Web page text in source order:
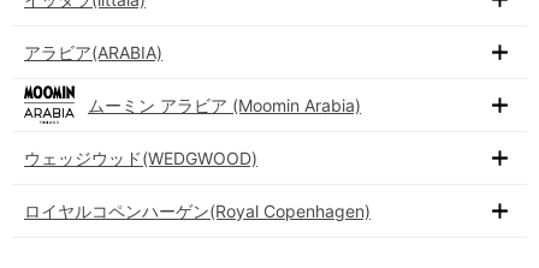
アラビア(ARABIA)
ムーミン アラビア (Moomin Arabia)
ウェッジウッド(WEDGWOOD)
ロイヤルコペンハーゲン(Royal Copenhagen)